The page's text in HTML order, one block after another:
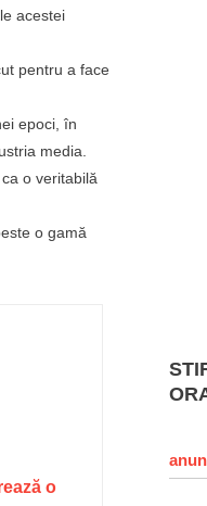
acestei
pentru a face
epoci, în
media.
o veritabilă
o gamă
o